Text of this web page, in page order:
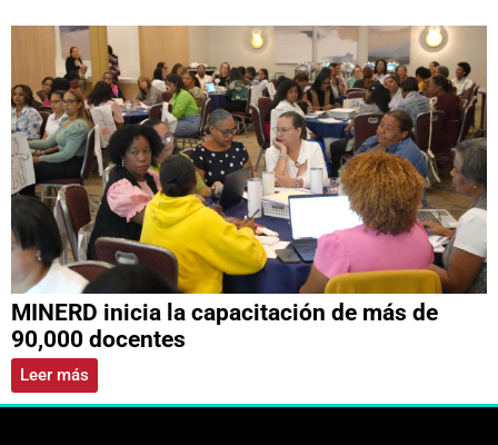
MINERD inicia la capacitación de más de
90,000 docentes
Leer más